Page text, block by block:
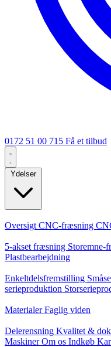
0172 51 00 715 Få et tilbud
Ydelser
Oversigt CNC-fræsning
5-akset fræsning Storemne-
Plastbearbejdning
Enkeltdelsfremstilling
serieproduktion
MaterialerFaglig viden
Delerensning Kvalitet &
MaskinerOm os Indkøb